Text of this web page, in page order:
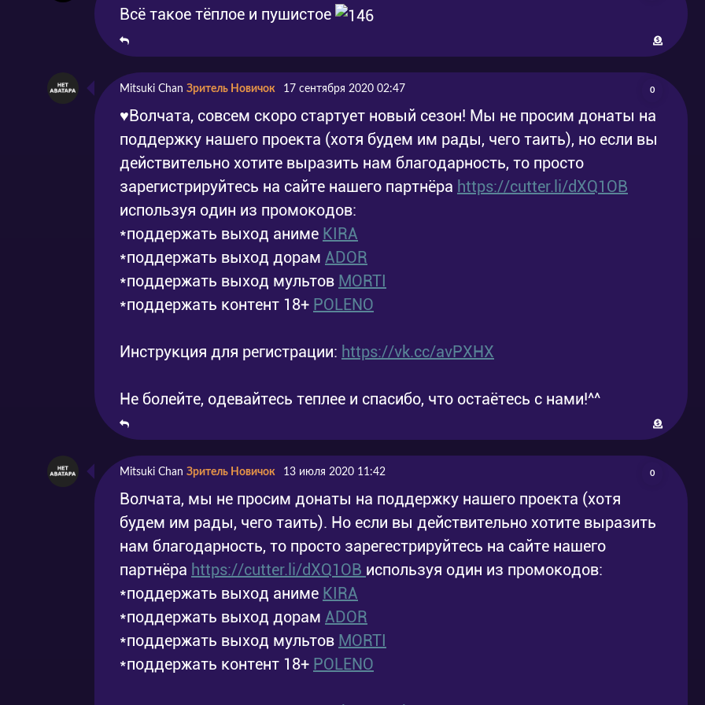
Серия 8 Эпизод 8
Эпизод 9 2020-06-28
2020-
06-29
Серия
Эпизод 10 2020-07-05
07-06
Эпизод 11 2020-07-12
07-13
Эпизод 12
Всё такое тёплое и пушистое
Mitsuki Chan Зритель Новичок 17 сентября 2020 02:47 0
♥Волчата, совсем скоро стартует новый сезон! Мы не просим донаты на
поддержку нашего проекта (хотя будем им рады, чего таить), но если вы
действительно хотите выразить нам благодарность, то просто
зарегистрируйтесь на сайте нашего партнёра https://cutter.li/dXQ1OB
используя один из промокодов:
*поддержать выход аниме KIRA
*поддержать выход дорам ADOR
*поддержать выход мультов MORTI
*поддержать контент 18+ POLENO
Инструкция для регистрации: https://vk.cc/avPXHX
Не болейте, одевайтесь теплее и спасибо, что остаётесь с нами!^^
Mitsuki Chan Зритель Новичок 13 июля 2020 11:42 0
Волчата, мы не просим донаты на поддержку нашего проекта (хотя
будем им рады, чего таить). Но если вы действительно хотите выразить
нам благодарность, то просто зарегестрируйтесь на сайте нашего
партнёра https://cutter.li/dXQ1OB используя один из промокодов:
*поддержать выход аниме KIRA
*поддержать выход дорам ADOR
*поддержать выход мультов MORTI
*поддержать контент 18+ POLENO